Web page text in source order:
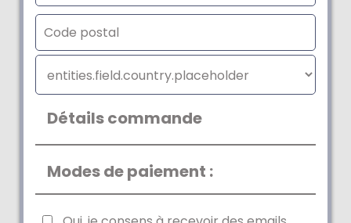
Détails commande
Modes de paiement :